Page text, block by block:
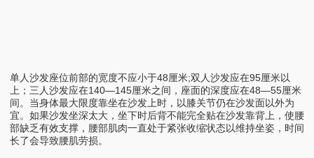
单人沙发座位前部的宽度不应小于48厘米;双人沙发应在95厘米以
上；三人沙发应在140—145厘米之间，座面的深度应在48—55厘米
间。当身体最大限度靠坐在沙发上时，以膝关节仍在沙发面以外为
宜。如果沙发坐深太大，坐下时后背不能完全贴在沙发靠背上，使腰
部缺乏有效支撑，腰部肌肉一直处于紧张收缩状态以维持坐姿，时间
长了会导致腰肌劳损。